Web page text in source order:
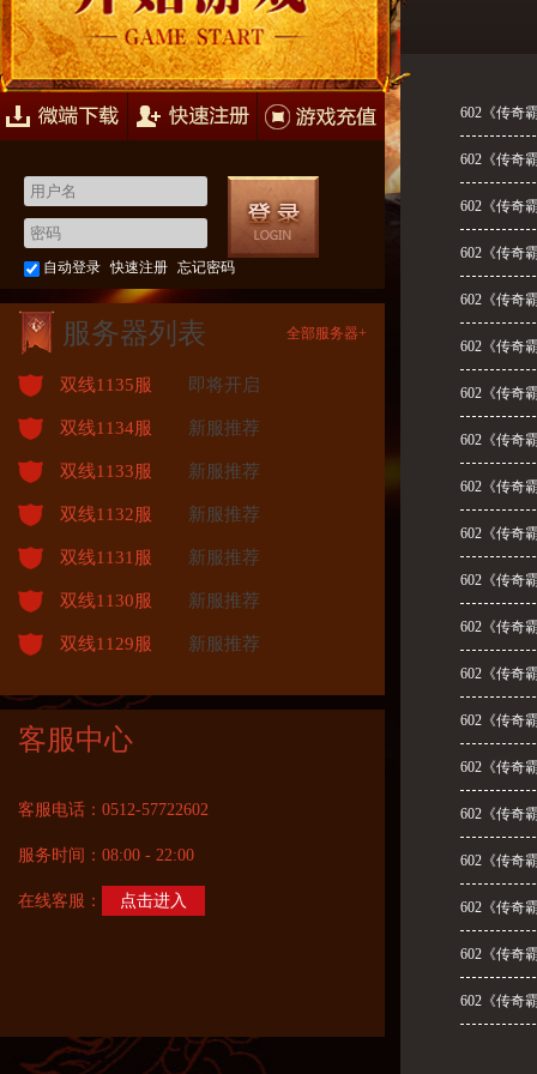
快速注册 游戏充值
自动登录 快速注册 忘记密码
服务器列表 全部服务器+
双线1135服 即将开启
双线1134服 新服推荐
双线1133服 新服推荐
双线1132服 新服推荐
双线1131服 新服推荐
双线1130服 新服推荐
双线1129服 新服推荐
客服中心
客服电话：0512-57722602
服务时间：08:00 - 22:00
在线客服： 点击进入
602《传奇
602《传奇
602《传奇
602《传奇
602《传奇
602《传奇
602《传奇
602《传奇
602《传奇
602《传奇
602《传奇
602《传奇
602《传奇
602《传奇
602《传奇
602《传奇
602《传奇
602《传奇
602《传奇
602《传奇